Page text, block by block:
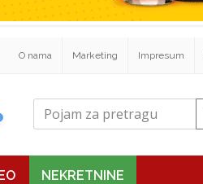
O nama Marketing Impresum
NEKRETNINE